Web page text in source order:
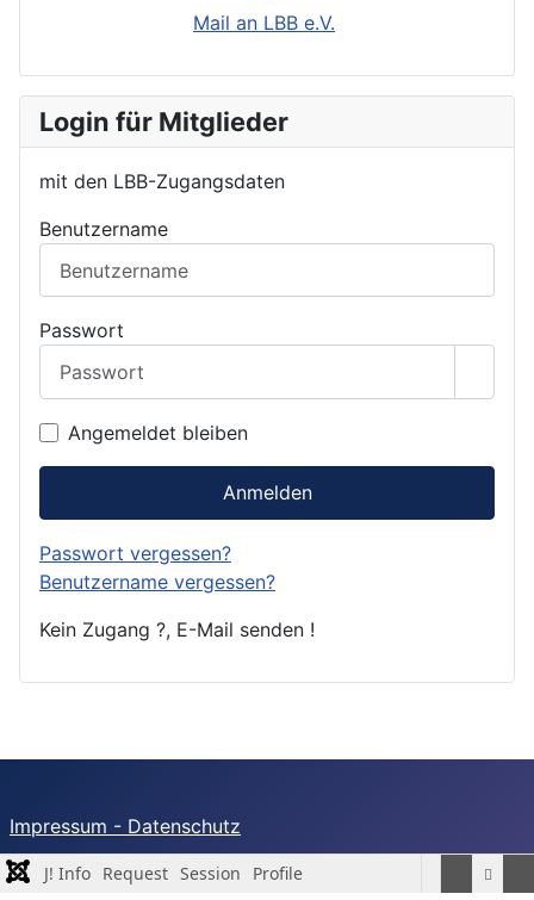
Mail an LBB e.V.
Login für Mitglieder
mit den LBB-Zugangsdaten
Benutzername
Passwort
Angemeldet bleiben
Anmelden
Passwort vergessen?
Benutzername vergessen?
Kein Zugang ?, E-Mail senden !
Impressum - Datenschutz
J! Info Request Session Profile